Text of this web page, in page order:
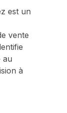
est un
vente
au
à